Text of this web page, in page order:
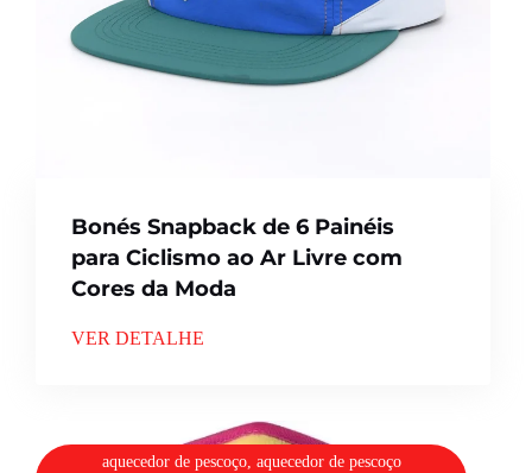
Bonés Snapback de 6 Painéis
para Ciclismo ao Ar Livre com
Cores da Moda
VER DETALHE
aquecedor de pescoço, aquecedor de pescoço